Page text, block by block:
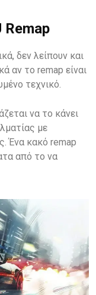
Remap
δεν λείπουν και
αν το remap είναι
τεχνικό.
να το κάνει
με
Ένα κακό remap
από το να